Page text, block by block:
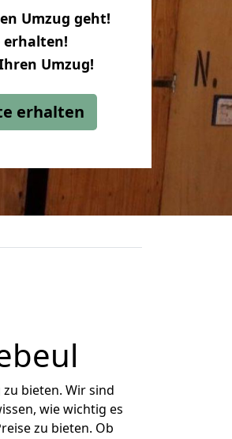
Umzug geht!
erhalten!
Umzug!
erhalten
zu bieten. Wir sind
wie wichtig es
zu bieten. Ob